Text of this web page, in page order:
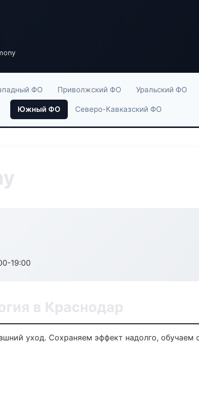
ФО Приволжский ФО Уральский ФО
Южный ФО Северо-Кавказский ФО
19:00
в Краснодар
уход. Сохраняем эффект надолго, обучаем